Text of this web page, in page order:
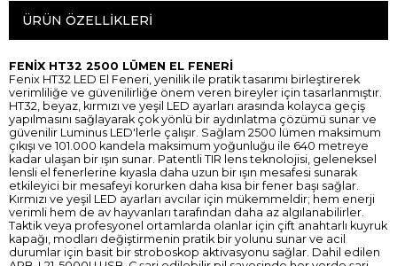
ÜRÜN ÖZELLIKLERI
FENİX HT32 2500 LÜMEN EL FENERİ
Fenix HT32 LED El Feneri, yenilik ile pratik tasarımı birleştirerek
verimliliğe ve güvenilirliğe önem veren bireyler için tasarlanmıştır.
HT32, beyaz, kırmızı ve yeşil LED ayarları arasında kolayca geçiş
yapılmasını sağlayarak çok yönlü bir aydınlatma çözümü sunar ve
güvenilir Luminus LED'lerle çalışır. Sağlam 2500 lümen maksimum
çıkışı ve 101.000 kandela maksimum yoğunluğu ile 640 metreye
kadar ulaşan bir ışın sunar. Patentli TIR lens teknolojisi, geleneksel
lensli el fenerlerine kıyasla daha uzun bir ışın mesafesi sunarak
etkileyici bir mesafeyi korurken daha kısa bir fener başı sağlar.
Kırmızı ve yeşil LED ayarları avcılar için mükemmeldir; hem enerji
verimli hem de av hayvanları tarafından daha az algılanabilirler.
Taktik veya profesyonel ortamlarda olanlar için çift anahtarlı kuyruk
kapağı, modları değiştirmenin pratik bir yolunu sunar ve acil
durumlar için basit bir stroboskop aktivasyonu sağlar. Dahil edilen